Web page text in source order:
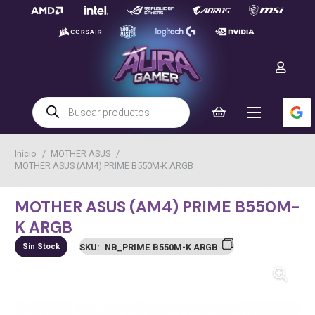
Búsqueda
de
productos
Inicio / MOTHER ASUS /
MOTHER ASUS (AM4) PRIME B550M-K ARGB
MOTHER ASUS (AM4) PRIME B550M-
K ARGB
Sin Stock SKU: NB_PRIME B550M-K ARGB